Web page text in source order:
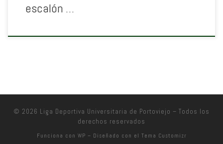
escalón …
© 2026 Liga Deportiva Universitaria de Portoviejo – Todos los
derechos reservados
Funciona con WP – Diseñado con el Tema Customizr